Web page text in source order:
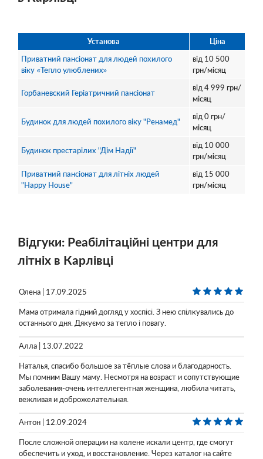
Установа
Ціна
Приватний пансіонат для людей похилого
віку «Тепло улюблених»
від 10 500
грн/місяц
Горбаневский Геріатричний пансіонат
від 4 999 грн/
місяц
Будинок для людей похилого віку "Ренамед"
від 0грн/
місяц
Будинок престарілих "Дім Надії"
від 10 000
грн/місяц
Приватний пансіонат для літніх людей
"Happy House"
від 15 000
грн/місяц
Відгуки: Реабілітаційні центри для
літніх в Карлівці
Олена | 17.09.2025
Мама отримала гідний догляд у хоспісі. З нею спілкувались до
останнього дня. Дякуємо за тепло і повагу.
Алла | 13.07.2022
Наталья, спасибо большое за тёплые слова и благодарность.
Мы помним Вашу маму. Несмотря на возраст и сопутствующие
заболевания-очень интеллегентная женщина, любила читать,
вежливая и доброжелательная.
Антон | 12.09.2024
После сложной операции на колене искали центр, где смогут
обеспечить и уход, и восстановление. Через каталог на сайте